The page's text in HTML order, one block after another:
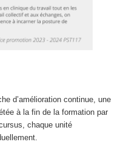
d’amélioration continue, une
à la fin de la formation par
chaque unité